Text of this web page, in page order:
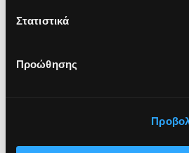
Στατιστικά
Προώθησης